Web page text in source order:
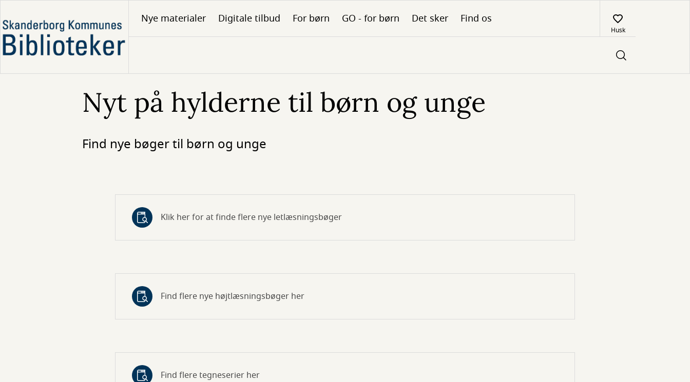
til
hovedindhold
Nye materialer Digitale tilbud For børn GO - for børn Det sker Find os
Husk
Nyt på hylderne til børn og unge
Find nye bøger til børn og unge
Klik her for at finde flere nye letlæsningsbøger
Find flere nye højtlæsningsbøger her
Find flere tegneserier her